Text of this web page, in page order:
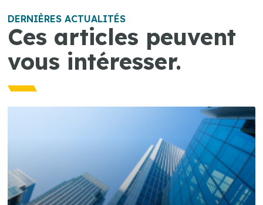
DERNIÈRES ACTUALITÉS
Ces articles peuvent
vous intéresser.